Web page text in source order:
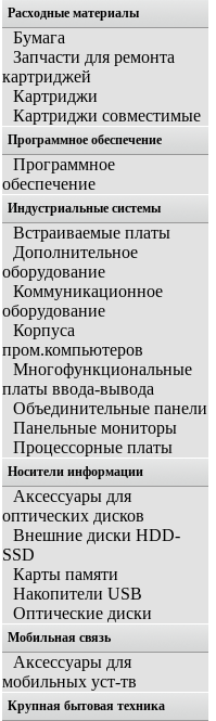
Расходные материалы
Бумага
Запчасти для ремонта
картриджей
Картриджи
Картриджи совместимые
Программное обеспечение
Программное
обеспечение
Индустриальные системы
Встраиваемые платы
Дополнительное
оборудование
Коммуникационное
оборудование
Корпуса
пром.компьютеров
Многофункциональные
платы ввода-вывода
Объединительные панели
Панельные мониторы
Процессорные платы
Носители информации
Аксессуары для
оптических дисков
Внешние диски HDD-
SSD
Карты памяти
Накопители USB
Оптические диски
Мобильная связь
Аксессуары для
мобильных уст-тв
Крупная бытовая техника